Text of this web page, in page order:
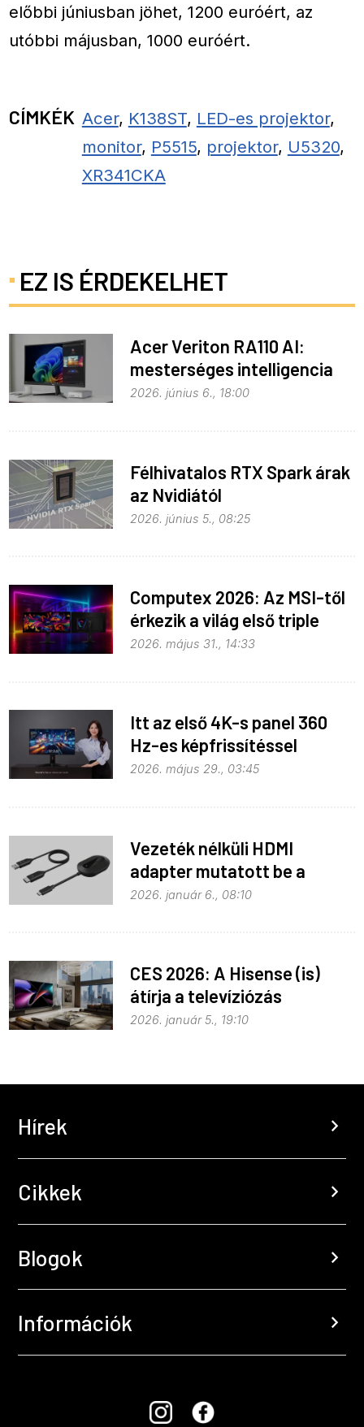
előbbi júniusban jöhet, 1200 euróért, az
utóbbi májusban, 1000 euróért.
CÍMKÉK Acer, K138ST, LED-es projektor,
monitor, P5515, projektor, U5320,
XR341CKA
EZ IS ÉRDEKELHET
Acer Veriton RA110 AI:
mesterséges intelligencia
helyben
2026. június 6., 18:00
Félhivatalos RTX Spark árak
az Nvidiától
2026. június 5., 08:25
Computex 2026: Az MSI-től
érkezik a világ első triple
mode monitora
2026. május 31., 14:33
Itt az első 4K-s panel 360
Hz-es képfrissítéssel
2026. május 29., 03:45
Vezeték nélküli HDMI
adapter mutatott be a
Belkin
2026. január 6., 08:10
CES 2026: A Hisense (is)
átírja a televíziózás
szabályait
2026. január 5., 19:10
Hírek chevron_right
Cikkek chevron_right
Blogok chevron_right
Információk chevron_right